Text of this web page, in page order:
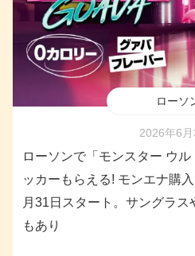
ローソ
2026年6月
ローソンで「モンスター ウ
ッカーもらえる! モンエナ購
月31日スタート。サングラ
もあり